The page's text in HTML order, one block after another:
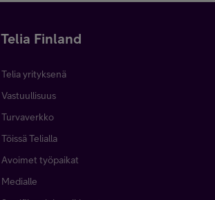
Telia Finland
Telia yrityksenä
Vastuullisuus
Turvaverkko
Töissä Telialla
Avoimet työpaikat
Medialle